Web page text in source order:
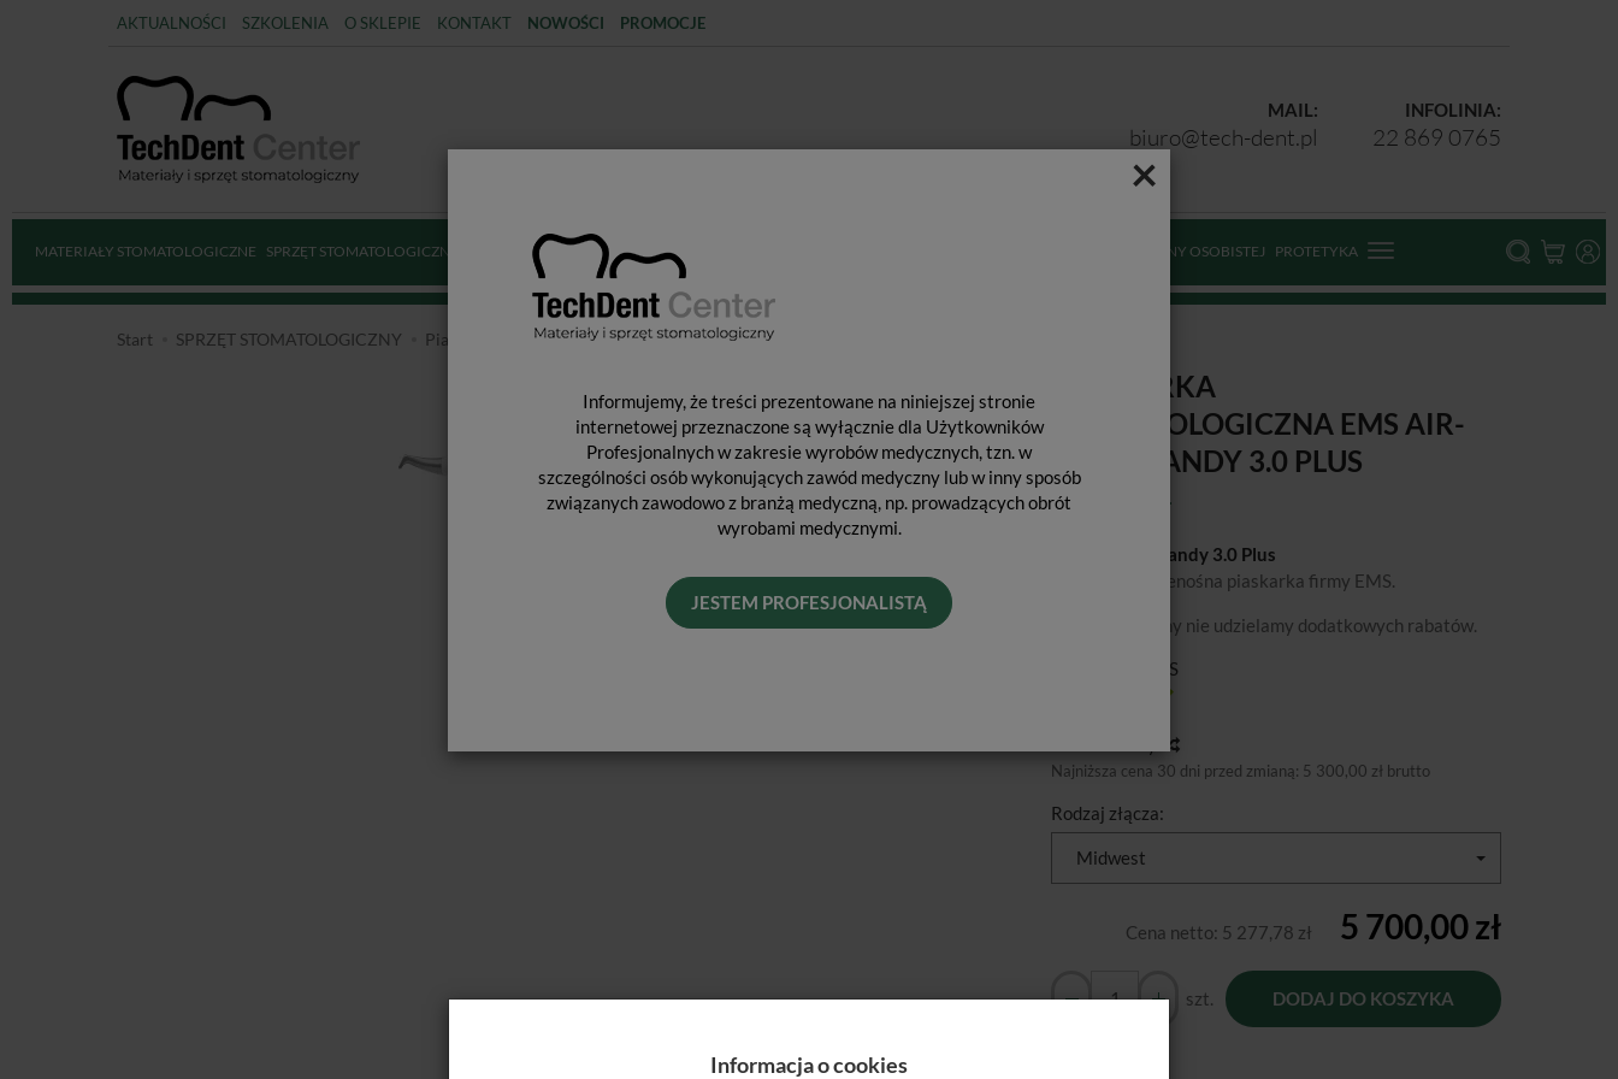
×
Informujemy, że treści prezentowane na niniejszej stronie
internetowej przeznaczone są wyłącznie dla Użytkowników
Profesjonalnych w zakresie wyrobów medycznych, tzn. w
szczególności osób wykonujących zawód medyczny lub w inny sposób
związanych zawodowo z branżą medyczną, np. prowadzących obrót
wyrobami medycznymi.
JESTEM PROFESJONALISTĄ
AKTUALNOŚCI SZKOLENIA O SKLEPIE KONTAKT NOWOŚCI PROMOCJE
INFOLINIA:
22 869 0765
MAIL:
biuro@tech-dent.pl
MATERIAŁY STOMATOLOGICZNE SPRZĘT STOMATOLOGICZNY DEZYNFEKCJA STERYLIZACJA ŚRODKI OCHRONY OSOBISTEJ PROTETYKA
Start SPRZĘT STOMATOLOGICZNY Piaskarki stomatologiczne Piaskarka stomatologiczna EMS Air-Flow Handy 3.0 Plus
PIASKARKA
STOMATOLOGICZNA EMS AIR-
FLOW HANDY 3.0 PLUS
Handy 3.0 Plus
Najnowsza przenośna piaskarka firmy EMS.
Od podanej ceny nie udzielamy dodatkowych rabatów.
EMS
Najniższa cena 30 dni przed zmianą: 5 300,00 zł brutto
Rodzaj złącza:
Midwest
Cena netto: 5 277,78 zł 5 700,00 zł
szt. DODAJ DO KOSZYKA
Informacja o cookies